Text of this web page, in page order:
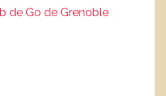
de Go de Grenoble